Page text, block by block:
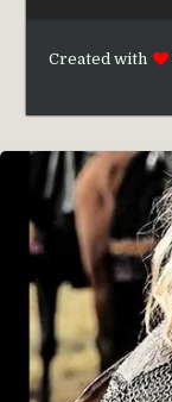
Created with